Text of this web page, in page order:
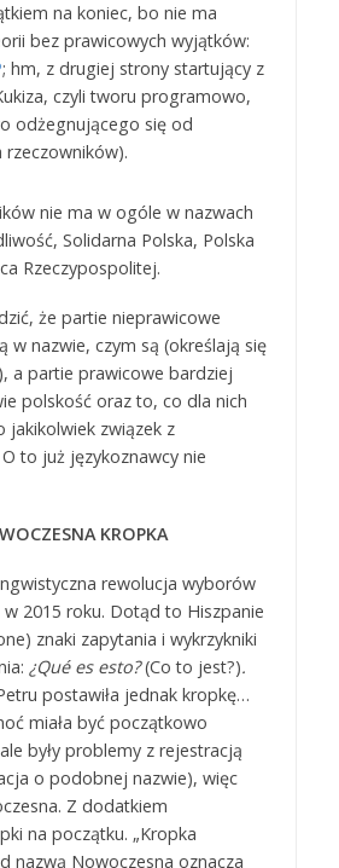
na koniec, bo nie ma
bez prawicowych wyjątków:
; hm, z drugiej strony startujący z
czyli tworu programowo,
odżegnującego się od
rzeczowników).
nie ma w ogóle w nazwach
Solidarna Polska, Polska
Rzeczypospolitej.
że partie nieprawicowe
w nazwie, czym są (określają się
a partie prawicowe bardziej
polskość oraz to, co dla nich
jakikolwiek związek z
to już językoznawcy nie
KROPKA
rewolucja wyborów
2015 roku. Dotąd to Hiszpanie
znaki zapytania i wykrzykniki
¿Qué es esto?(Co to jest?).
postawiła jednak kropkę…
miała być początkowo
były problemy z rejestracją
o podobnej nazwie), więc
Z dodatkiem
na początku. „Kropka
nazwą Nowoczesna oznacza